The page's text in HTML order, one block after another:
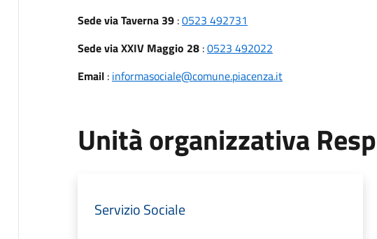
Sede via Taverna 39:0523 492731
Sede via XXIV Maggio 28 :0523 492022
Email : informasociale@comune.piacenza.it
Unità organizzativa
Servizio Sociale